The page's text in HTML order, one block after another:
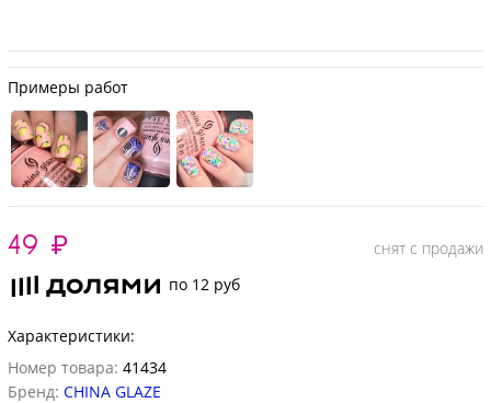
Примеры работ
49 ₽
снят с продажи
по 12 руб
Характеристики:
Номер товара: 41434
Бренд: CHINA GLAZE